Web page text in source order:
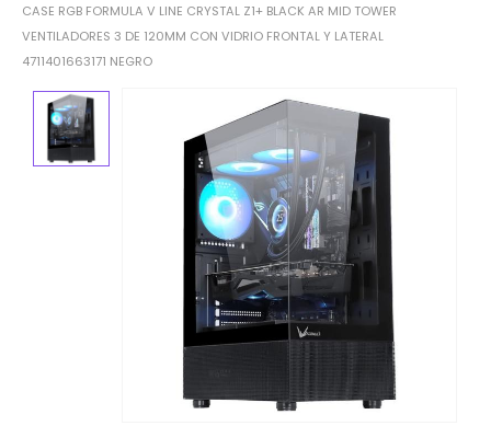
CASE RGB FORMULA V LINE CRYSTAL Z1+ BLACK AR MID TOWER
VENTILADORES 3 DE 120MM CON VIDRIO FRONTAL Y LATERAL
4711401663171 NEGRO